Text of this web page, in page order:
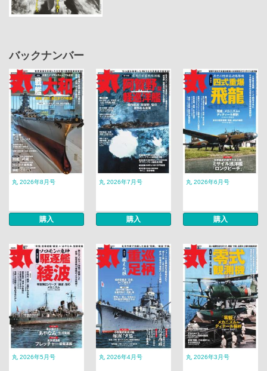
バックナンバー
丸 2026年8月号
購入
丸 2026年7月号
購入
丸 2026年6月号
購入
丸 2026年5月号 丸 2026年4月号 丸 2026年3月号